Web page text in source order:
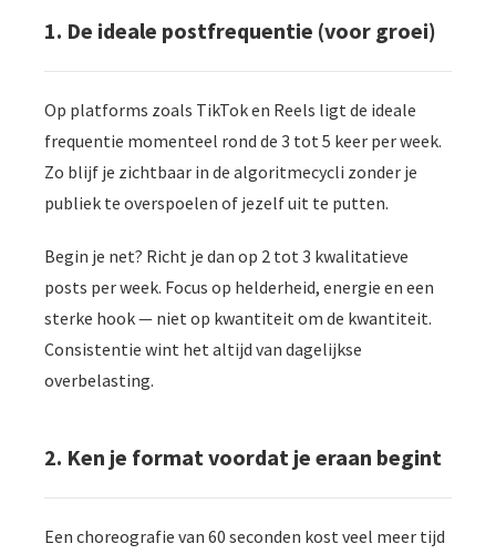
1. De ideale postfrequentie (voor groei)
Op platforms zoals TikTok en Reels ligt de ideale
frequentie momenteel rond de 3 tot 5 keer per week.
Zo blijf je zichtbaar in de algoritmecycli zonder je
publiek te overspoelen of jezelf uit te putten.
Begin je net? Richt je dan op 2 tot 3 kwalitatieve
posts per week. Focus op helderheid, energie en een
sterke hook — niet op kwantiteit om de kwantiteit.
Consistentie wint het altijd van dagelijkse
overbelasting.
2. Ken je format voordat je eraan begint
Een choreografie van 60 seconden kost veel meer tijd